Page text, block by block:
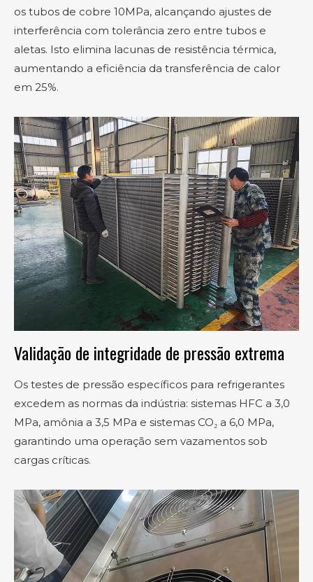
os tubos de cobre 10MPa, alcançando ajustes de
interferência com tolerância zero entre tubos e
aletas. Isto elimina lacunas de resistência térmica,
aumentando a eficiência da transferência de calor
em 25%.
Validação de integridade de pressão extrema
Os testes de pressão específicos para refrigerantes
excedem as normas da indústria: sistemas HFC a 3,0
MPa, amônia a 3,5 MPa e sistemas CO₂ a 6,0 MPa,
garantindo uma operação sem vazamentos sob
cargas críticas.